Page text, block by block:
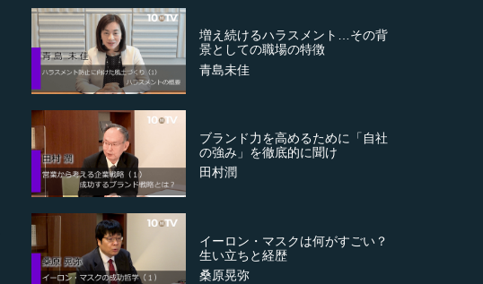
増え続けるハラスメント…その背
景としての職場の特徴
青島未佳
ブランド力を高めるために「自社
の強み」を徹底的に聞け
田村潤
イーロン・マスクは何がすごい？
生い立ちと経歴
桑原晃弥